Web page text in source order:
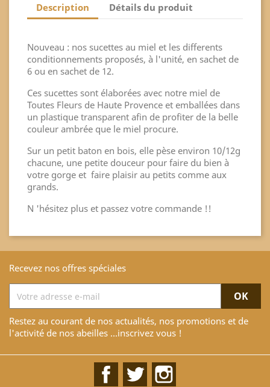
Description Détails du produit
Nouveau : nos sucettes au miel et les differents
conditionnements proposés, à l'unité, en sachet de
6 ou en sachet de 12.
Ces sucettes sont élaborées avec notre miel de
Toutes Fleurs de Haute Provence et emballées dans
un plastique transparent afin de profiter de la belle
couleur ambrée que le miel procure.
Sur un petit baton en bois, elle pèse environ 10/12g
chacune, une petite douceur pour faire du bien à
votre gorge et faire plaisir au petits comme aux
grands.
N 'hésitez plus et passez votre commande !!
Recevez nos offres spéciales
Restez au courant de nos actualités, nos promotions et de
l'activité de nos abeilles ...inscrivez vous !
FacebookTwitter